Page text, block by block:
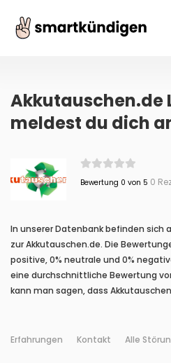
Akkutauschen.de
meldest du dich
Bewertung 0 von 5 0
In unserer Datenbank befinden sich
zur Akkutauschen.de. Die
positive, 0% neutrale und 0%
eine durchschnittliche Bewertung
kann man sagen, dass
Erfahrungen Kontakt Alle